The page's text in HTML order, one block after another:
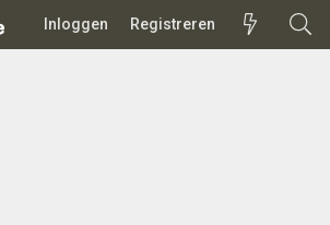
Inloggen Registreren